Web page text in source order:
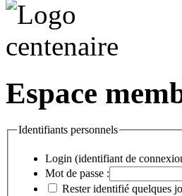
Espace
Identifiants personnels
Login (identifiant de
Mot de passe :
Rester identifié quelques